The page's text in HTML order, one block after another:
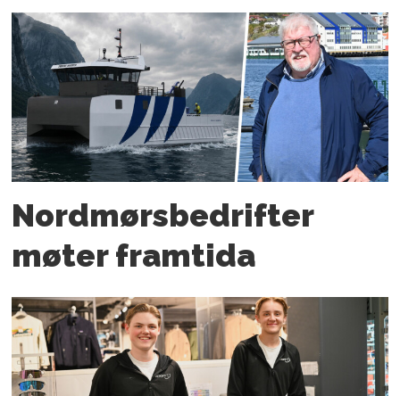
Nordmørs­bedrifter
møter framtida